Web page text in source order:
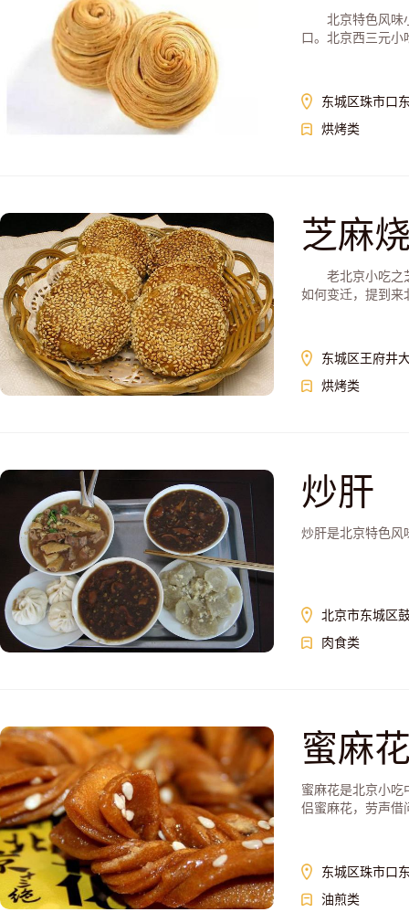
北京特色风味小
口。北京西三元小
东城区珠市口
烘烤类
芝麻
老北京小吃之芝
如何变迁，提到来
东城区王府井
烘烤类
炒肝
炒肝是北京特色风
北京市东城区
肉食类
蜜麻
蜜麻花是北京小吃
侣蜜麻花，劳声借
东城区珠市口
油煎类